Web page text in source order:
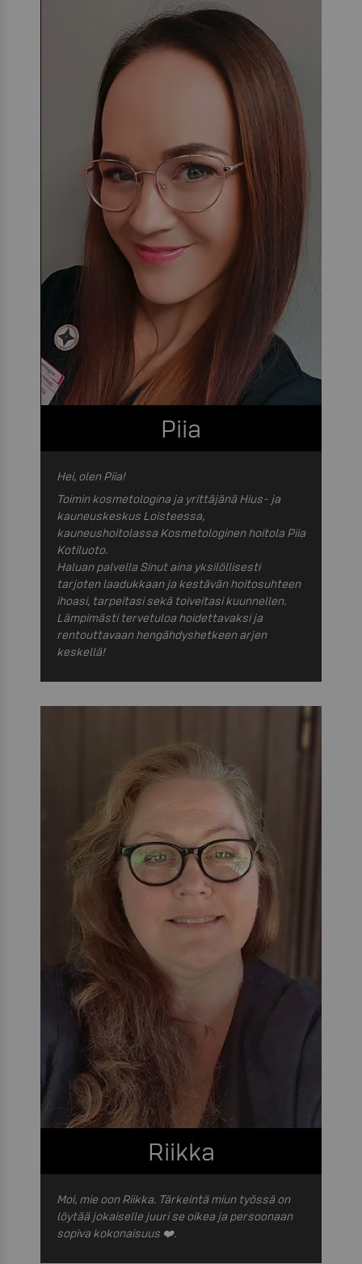
Piia
Hei, olen Piia!
Toimin kosmetologina ja yrittäjänä Hius- ja
kauneuskeskus Loisteessa,
kauneushoitolassa Kosmetologinen hoitola Piia
Kotiluoto.
Haluan palvella Sinut aina yksilöllisesti
tarjoten laadukkaan ja kestävän hoitosuhteen
ihoasi, tarpeitasi sekä toiveitasi kuunnellen.
Lämpimästi tervetuloa hoidettavaksi ja
rentouttavaan hengähdyshetkeen arjen
keskellä!
Riikka
Moi, mie oon Riikka. Tärkeintä miun työssä on
löytää jokaiselle juuri se oikea ja persoonaan
sopiva kokonaisuus ❤️.